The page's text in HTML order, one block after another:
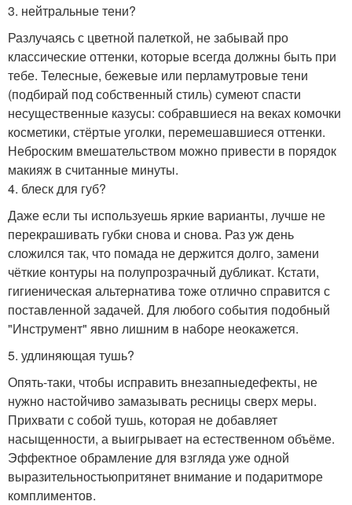
3. нейтральные тени?
Разлучаясь с цветной палеткой, не забывай про
классические оттенки, которые всегда должны быть при
тебе. Телесные, бежевые или перламутровые тени
(подбирай под собственный стиль) сумеют спасти
несущественные казусы: собравшиеся на веках комочки
косметики, стёртые уголки, перемешавшиеся оттенки.
Неброским вмешательством можно привести в порядок
макияж в считанные минуты.
4. блеск для губ?
Даже если ты используешь яркие варианты, лучше не
перекрашивать губки снова и снова. Раз уж день
сложился так, что помада не держится долго, замени
чёткие контуры на полупрозрачный дубликат. Кстати,
гигиеническая альтернатива тоже отлично справится с
поставленной задачей. Для любого события подобный
"Инструмент" явно лишним в наборе неокажется.
5. удлиняющая тушь?
Опять-таки, чтобы исправить внезапныедефекты, не
нужно настойчиво замазывать ресницы сверх меры.
Прихвати с собой тушь, которая не добавляет
насыщенности, а выигрывает на естественном объёме.
Эффектное обрамление для взгляда уже одной
выразительностьюпритянет внимание и подаритморе
комплиментов.